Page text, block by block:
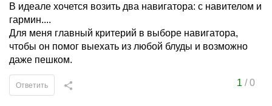
В идеале хочется возить два навигатора: с навителом и
гармин....
Для меня главный критерий в выборе навигатора,
чтобы он помог выехать из любой блуды и возможно
даже пешком.
1 /0
Ответить